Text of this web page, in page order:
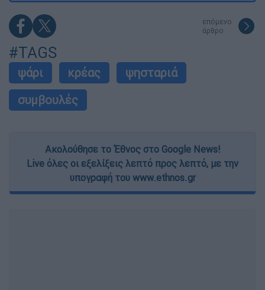
επόμενο
άρθρο
#TAGS
ψάρι κρέας
ψησταριά
συμβουλές
Ακολούθησε το Έθνος στο Google News!
Live όλες οι εξελίξεις λεπτό προς λεπτό, με την
υπογραφή του www.ethnos.gr